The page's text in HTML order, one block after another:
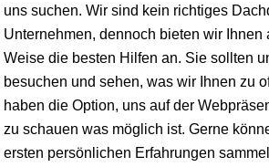
uns suchen. Wir sind kein richtiges
Unternehmen, dennoch bieten wir Ihnen
Weise die besten Hilfen an. Sie sollten
besuchen und sehen, was wir Ihnen zu
haben die Option, uns auf der
zu schauen was möglich ist. Gerne
ersten persönlichen Erfahrungen